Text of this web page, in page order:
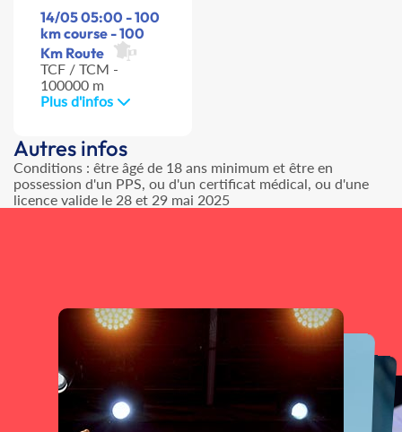
14/05 05:00 - 100
km course - 100
Km Route
TCF / TCM -
100000 m
Plus d'infos
Autres infos
Conditions : être âgé de 18 ans minimum et être en
possession d'un PPS, ou d'un certificat médical, ou d'une
licence valide le 28 et 29 mai 2025